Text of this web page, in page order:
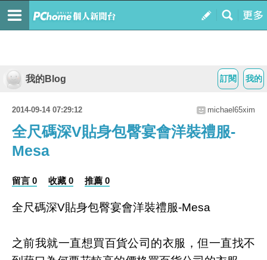
我的
訂閱
我的Blog
2014-09-14 07:29:12 michael65xim
全尺碼深V貼身包臀宴會洋裝禮服-
Mesa
留言 0 收藏 0 推薦 0
全尺碼深V貼身包臀宴會洋裝禮服-Mesa
之前我就一直想買百貨公司的衣服，但一直找不